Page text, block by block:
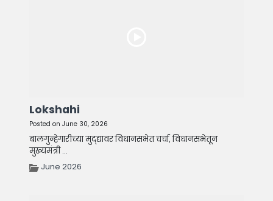
Lokshahi
Posted on June 30, 2026
बालगुन्हेगारीच्या मुद्द्यावर विधानसभेत चर्चा, विधानसभेतून
मुख्यमंत्री ...
June 2026